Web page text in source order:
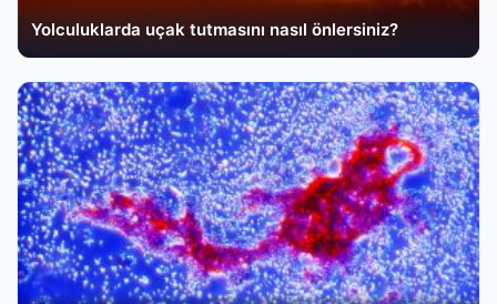
Yolculuklarda uçak tutmasını nasıl önlersiniz?